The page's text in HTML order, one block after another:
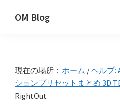
OM Blog
現在の場所： ホーム /ヘルプ:
ションプリセットまとめ 3D
RightOut